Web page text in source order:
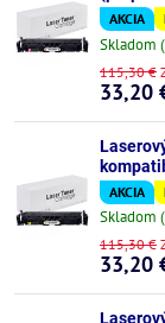
AKCIA
Skladom
33,20
115,30 €
AKCIA
Skladom
33,20
115,30 €